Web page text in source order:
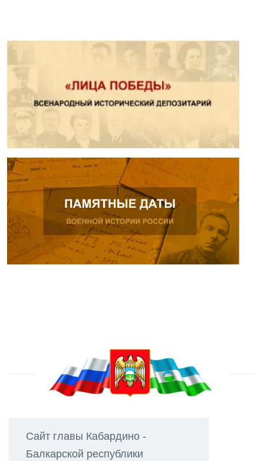
Сайт главы Кабардино -
Балкарской республики